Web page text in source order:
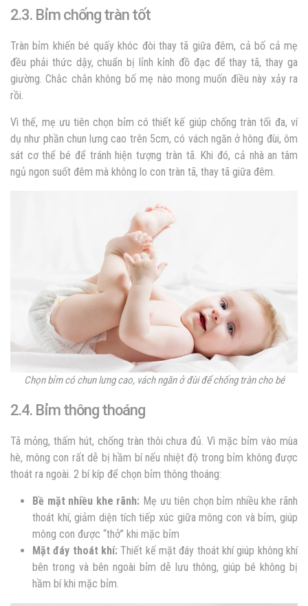
2.3. Bỉm chống tràn tốt
Tràn bỉm khiến bé quấy khóc đòi thay tã giữa đêm, cả bố cả mẹ
đều phải thức dậy, chuẩn bị lỉnh kỉnh đồ đạc để thay tã, thay ga
giường. Chắc chắn không bố mẹ nào mong muốn điều này xảy ra
rồi.
Vì thế, mẹ ưu tiên chọn bỉm có thiết kế giúp chống tràn tối đa, ví
dụ như phần chun lưng cao trên 5cm, có vách ngăn ở hông đùi, ôm
sát cơ thể bé để tránh hiện tượng tràn tã. Khi đó, cả nhà an tâm
ngủ ngon suốt đêm mà không lo con tràn tã, thay tã giữa đêm.
Chọn bỉm có chun lưng cao, vách ngăn ở đùi để chống tràn cho bé
2.4. Bỉm thông thoáng
Tã mỏng, thấm hút, chống tràn thôi chưa đủ. Vì mặc bỉm vào mùa
hè, mông con rất dễ bị hầm bí nếu nhiệt độ trong bỉm không được
thoát ra ngoài. 2 bí kíp để chọn bỉm thông thoáng:
Bề mặt nhiều khe rãnh: Mẹ ưu tiên chọn bỉm nhiều khe rãnh
thoát khí, giảm diện tích tiếp xúc giữa mông con và bỉm, giúp
mông con được “thở” khi mặc bỉm
Mặt đáy thoát khí: Thiết kế mặt đáy thoát khí giúp không khí
bên trong và bên ngoài bỉm dễ lưu thông, giúp bé không bị
hầm bí khi mặc bỉm.